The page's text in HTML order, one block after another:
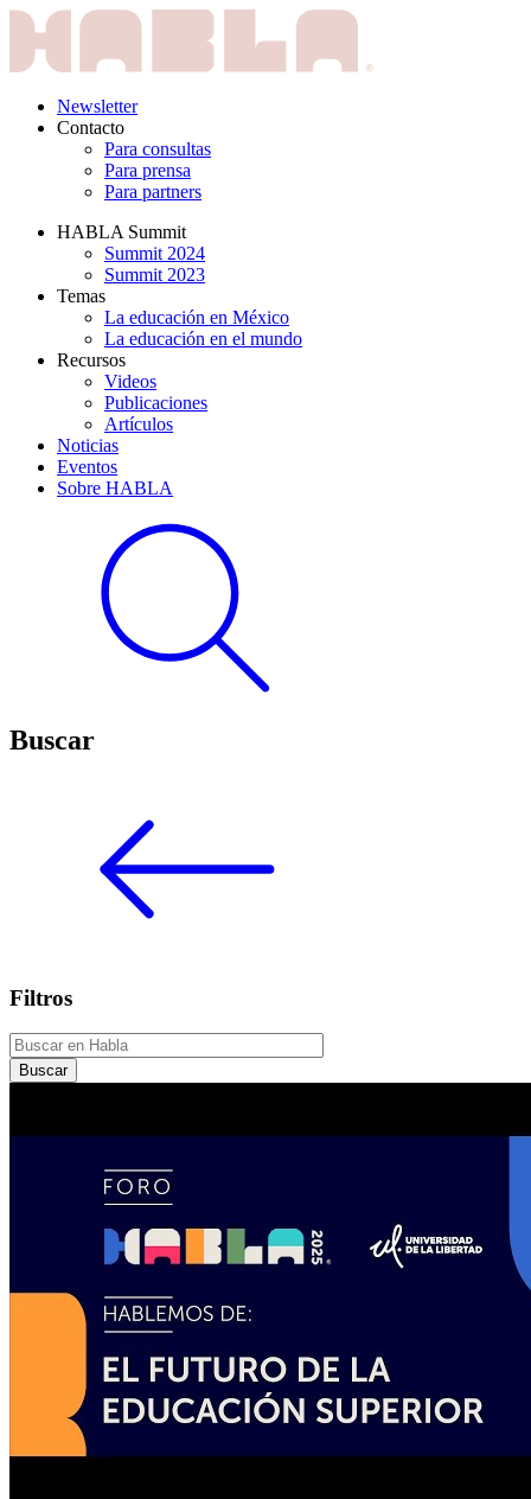
Newsletter
Contacto
Para consultas
Para prensa
Para partners
HABLA Summit
Summit 2024
Summit 2023
Temas
La educación en México
La educación en el mundo
Recursos
Videos
Publicaciones
Artículos
Noticias
Eventos
Sobre HABLA
Buscar
Filtros